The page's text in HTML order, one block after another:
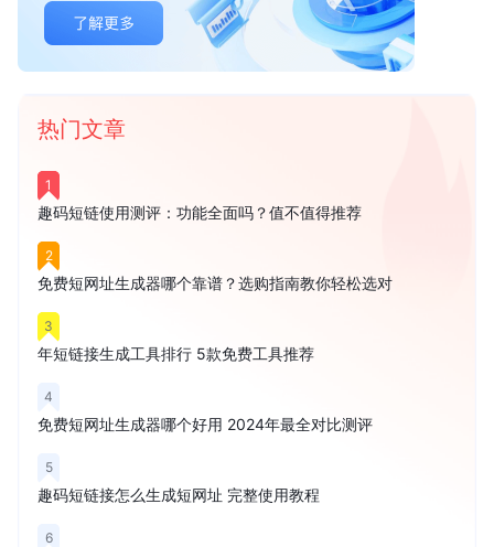
热门文章
1
趣码短链使用测评：功能全面吗？值不值得推荐
2
免费短网址生成器哪个靠谱？选购指南教你轻松选对
3
年短链接生成工具排行 5款免费工具推荐
4
免费短网址生成器哪个好用 2024年最全对比测评
5
趣码短链接怎么生成短网址 完整使用教程
6